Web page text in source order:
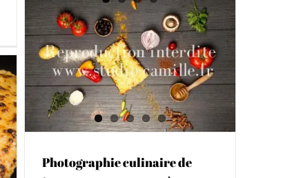
Photo packshot de bouteilles
de vin et magnums pour le
Château Bas d’Aumelas vers
Montpellier
Photographe de bouteille de vin et
Photographie culinaire de